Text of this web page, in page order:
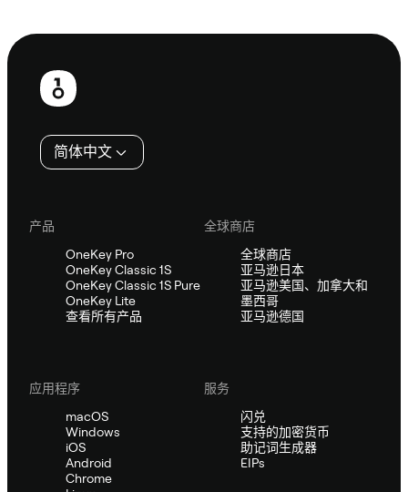
页
简体中文
产品
OneKey Pro
OneKey Classic 1S
OneKey Classic 1S Pure
OneKey Lite
查看所有产品
全球商店
全球商店
亚马逊日本
亚马逊美国、加拿大和
墨西哥
亚马逊德国
应用程序
macOS
Windows
iOS
Android
Chrome
服务
闪兑
支持的加密货币
助记词生成器
EIPs